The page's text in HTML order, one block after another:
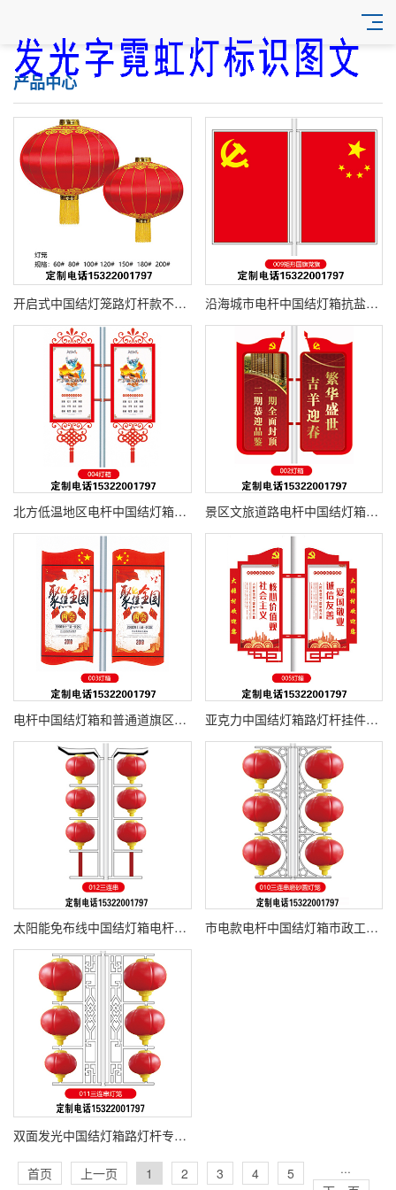
产品中心
开启式中国结灯笼路灯杆款不用拆卸整红灯笼就可以更换宣传画面电杆抱箍固定市政公益标语更新频繁项目首选更换海报省时省力提升工作效率 沿海城市电杆中国结灯箱抗盐雾版本不锈钢支架防海风腐蚀路灯杆双面发光中国结灯箱海边城区道路亮化特殊防腐工艺延长户外产品使用寿命
北方低温地区电杆中国结灯箱怎么选耐低温 PC 面板防冻裂防水电源抗严寒路灯杆悬挂发光中国结灯箱冬季风雪环境稳定运行工程采购选材指南 景区文旅道路电杆中国结灯箱定制旅游街区路灯杆发光中国结宣传灯箱融合地方文旅元素红金国风造型抱箍安装简单打造夜景打卡景观道路
电杆中国结灯箱和普通道旗区别在哪发光灯箱夜间可视效果强白天中国结造型美观夜晚 LED 发光适合需要夜间宣传展示的市政道路亮化工程项目 亚克力中国结灯箱路灯杆挂件高透光度抗紫外线户外日晒雨淋不易发黄开裂电杆抱箍式悬挂节日亮化公益宣传二合一多种尺寸 1.2 米 1.5 米 2 米可选
太阳能免布线中国结灯箱电杆安装老道路改造不用开挖电缆沟自带储能电池光控感应天黑自动点亮乡镇园区景区路灯杆亮化改造性价比之选 市电款电杆中国结灯箱市政工程专用220V 接路灯线路同步亮灭户外防水电源中国结造型灯箱城市街道迎宾大道批量安装可配合投标提供全套资料
双面发光中国结灯箱路灯杆专用正反两面均可展示宣传画面来往双向车流行人都能看清LED 高亮模组亮度均匀市政主干道电杆亮化优选产品
首页 上一页 1 2 3 4 5
···